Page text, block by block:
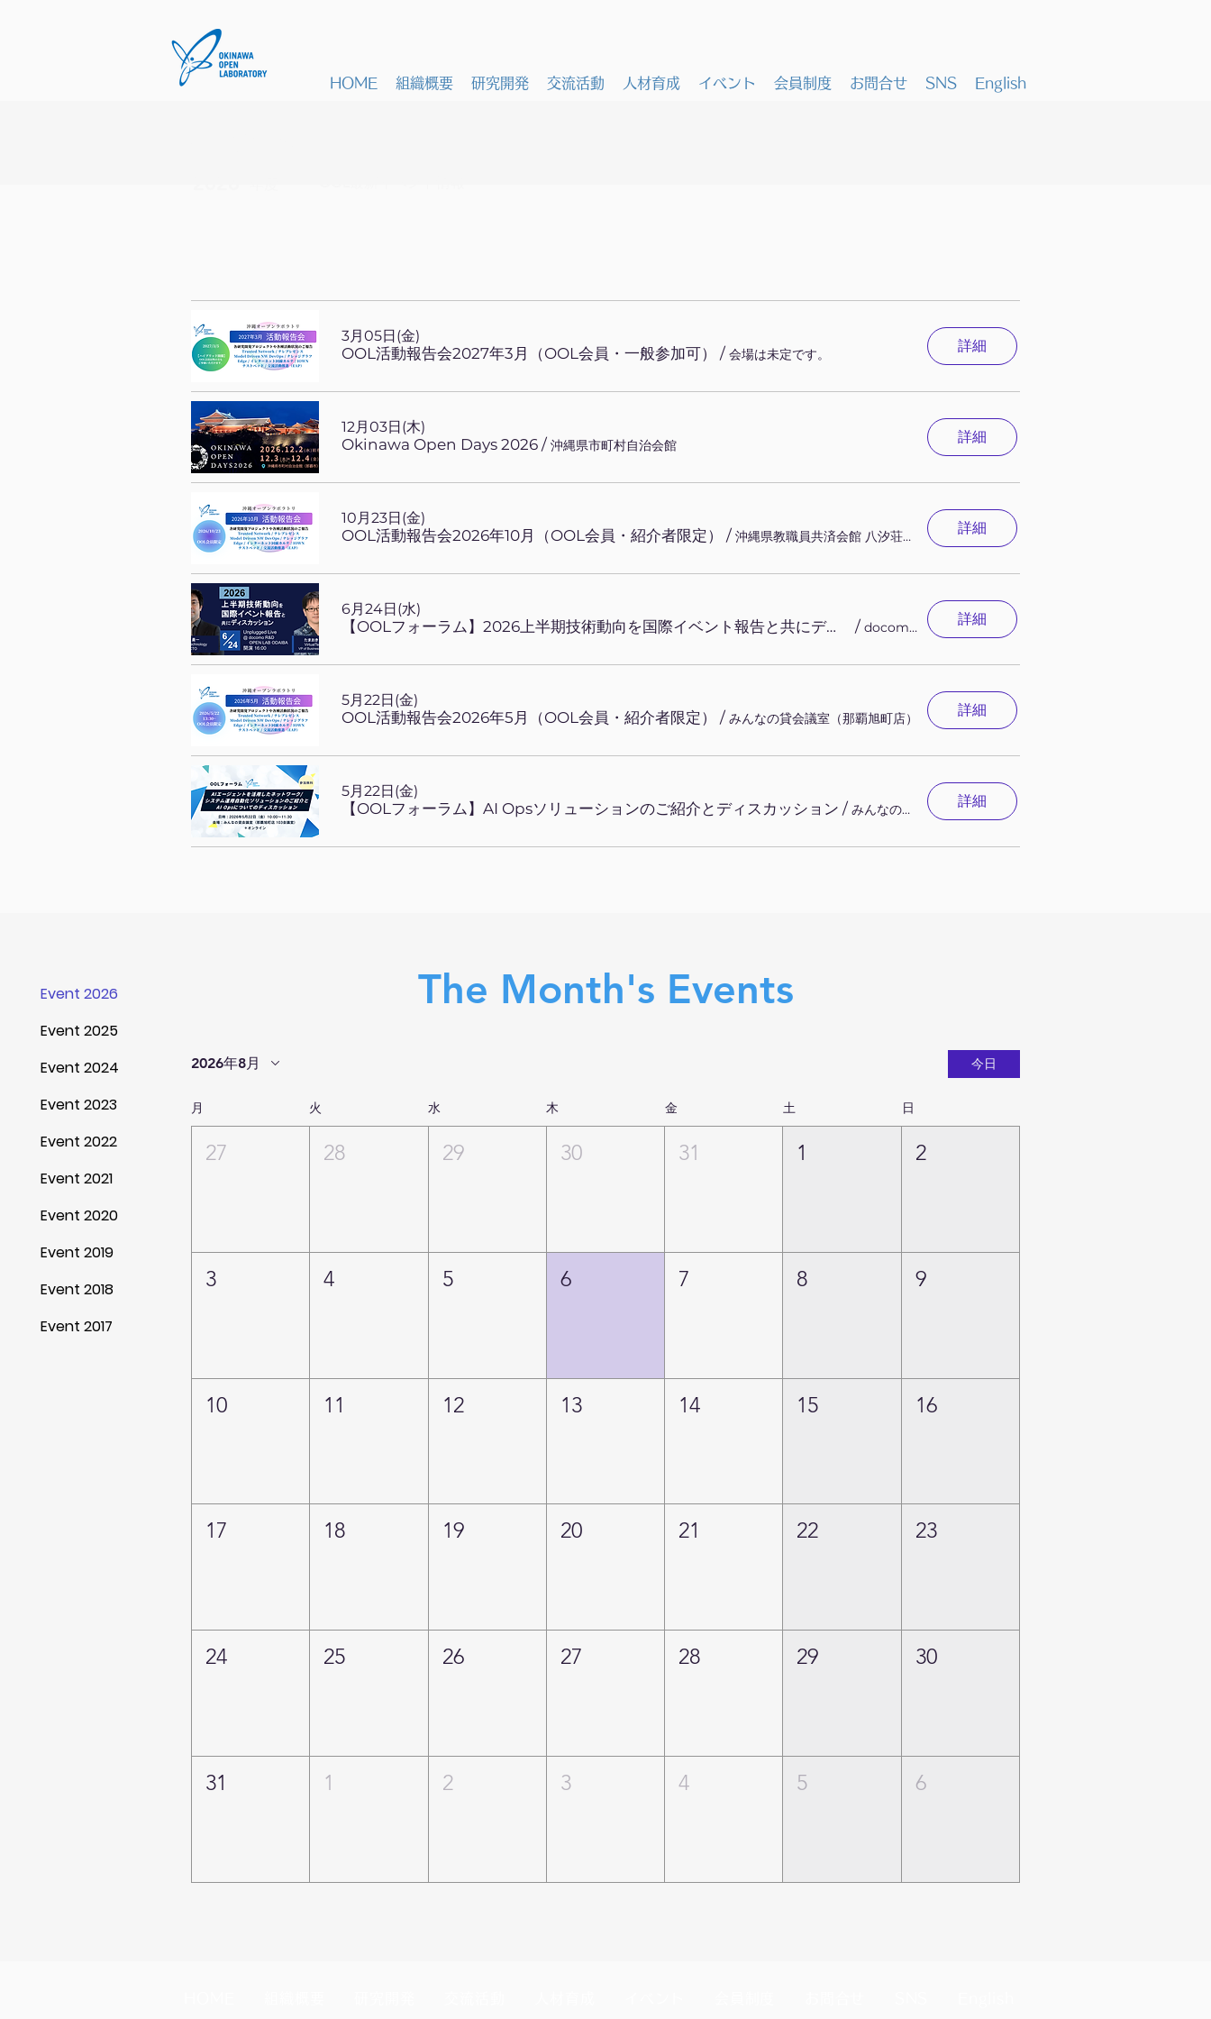
HOME 組織概要 研究開発 交流活動 人材育成 イベント 会員制度 お問合せ SNS English
Event 2026
Event 2025
Event 2024
Event 2023
Event 2022
Event 2021
Event 2020
Event 2019
Event 2018
Event 2017
3月05日(金)
OOL活動報告会2027年3月（OOL会員・一般参加可） / 会場は未定です。 詳細
12月03日(木)
Okinawa Open Days 2026 / 沖縄県市町村自治会館 詳細
10月23日(金)
OOL活動報告会2026年10月（OOL会員・紹介者限定） / 沖縄県教職員共済会館 八汐荘（那覇市） 詳細
6月24日(水)
【OOLフォーラム】2026上半期技術動向を国際イベント報告と共にディスカッション / docomo R&D OPEN LAB ODAIBA（東京 お台場） 詳細
5月22日(金)
OOL活動報告会2026年5月（OOL会員・紹介者限定） / みんなの貸会議室（那覇旭町店） 詳細
5月22日(金)
【OOLフォーラム】AI Opsソリューションのご紹介とディスカッション / みんなの貸会議室（那覇旭町店） 詳細
The Month's Events
2026年8月 今日
月 火 水 木 金 土 日
27 28 29 30 31 1 2
3 4 5 6 7 8 9
10 11 12 13 14 15 16
17 18 19 20 21 22 23
24 25 26 27 28 29 30
31 1 2 3 4 5 6